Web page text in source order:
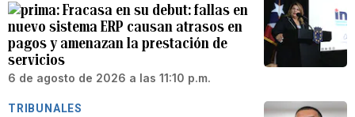
Fracasa en su debut: fallas en
nuevo sistema ERP causan atrasos en
pagos y amenazan la prestación de
servicios
6 de agosto de 2026 a las 11:10 p.m.
TRIBUNALES